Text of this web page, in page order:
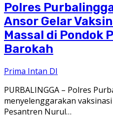
Polres
Ansor Gelar
Massal di Pondok
Barokah
Prima Intan DI
PURBALINGGA – Polres
menyelenggarakan
Pesantren Nurul…